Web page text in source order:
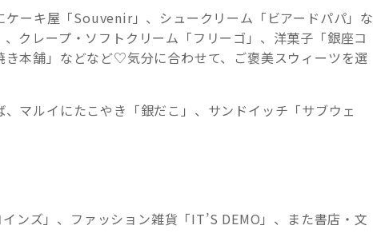
ーキ屋「Souvenir」、シュークリーム「ビアードパパ」な
クレープ・ソフトクリーム「フリーゴ」、洋菓子「銀座コ
本舗」などなど♡気分に合わせて、ご褒美スウィーツを選
マルイにたこやき「銀だこ」、サンドイッチ「サブウェ
ンズ」、ファッション雑貨「IT’S DEMO」、また書店・文